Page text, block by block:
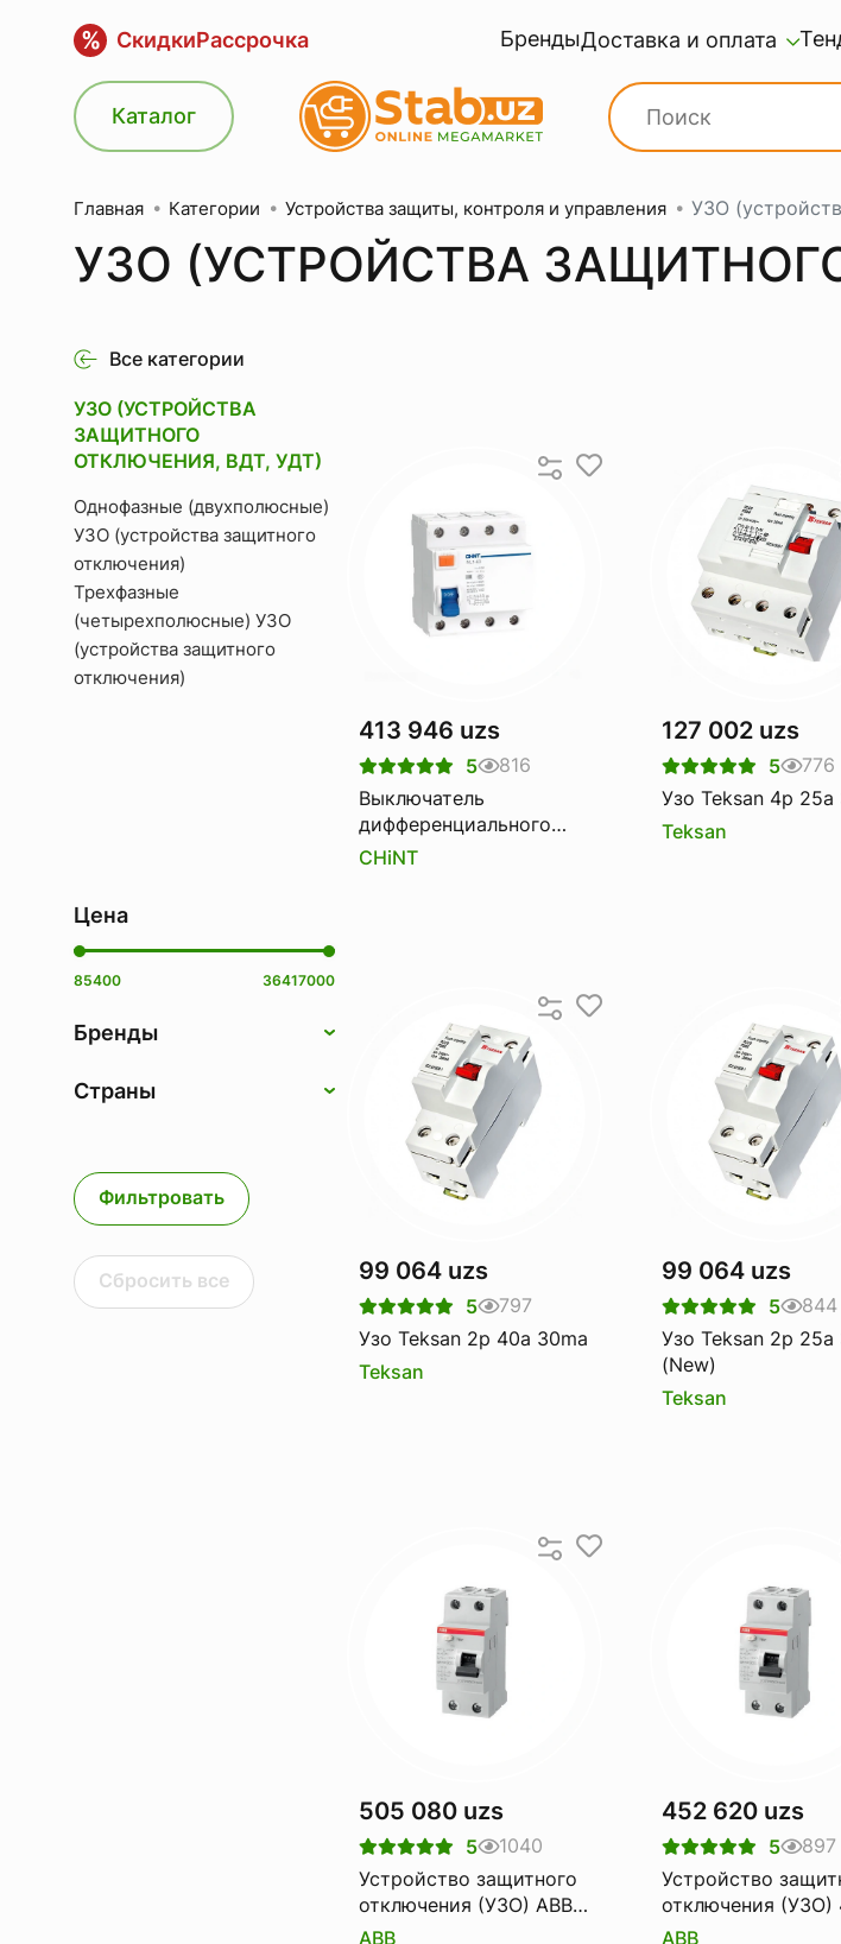
% СкидкиРассрочка БрендыДоставка и оплата
Каталог
Главная Категории Устройства защиты, контроля и управления УЗО
УЗО (УСТРОЙСТВА
Все категории
УЗО (УСТРОЙСТВА
ЗАЩИТНОГО
ОТКЛЮЧЕНИЯ, ВДТ, УДТ)
Однофазные (двухполюсные)
УЗО (устройства защитного
отключения)
Трехфазные
(четырехполюсные) УЗО
(устройства защитного
отключения)
Цена
85400 36417000
Бренды
Страны
Фильтровать
Сбросить все
413 946 uzs
5
816
Выключатель
дифференциального
тока Узо CHINT nl1-100
CHiNT
127 002 uzs
5
776
Узо Teksan 4p 25a
Teksan
99 064 uzs
5
797
Узо Teksan 2p 40a 30ma
Teksan
99 064 uzs
5
844
Узо Teksan 2p 25a
(New)
Teksan
505 080 uzs
5
1040
Устройство защитного
отключения (УЗО) ABB
FH202 AC-63A
ABB
452 620 uzs
5
897
Устройство
отключения (УЗО)
FH202 AC-40
ABB